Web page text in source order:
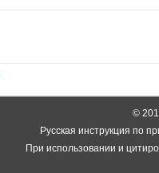
©
Русская инструкция по
При использовании и